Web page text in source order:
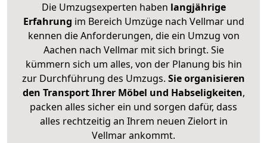
Die Umzugsexperten haben langjährige
Erfahrung im Bereich Umzüge nach Vellmar und
kennen die Anforderungen, die ein Umzug von
Aachen nach Vellmar mit sich bringt. Sie
kümmern sich um alles, von der Planung bis hin
zur Durchführung des Umzugs. Sie organisieren
den Transport Ihrer Möbel und Habseligkeiten,
packen alles sicher ein und sorgen dafür, dass
alles rechtzeitig an Ihrem neuen Zielort in
Vellmar ankommt.